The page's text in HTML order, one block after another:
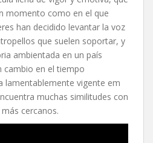
momento como en el que
han decidido levantar la voz
que suelen soportar, y
ambientada en un país
cambio en el tiempo
lamentablemente vigente em
muchas similitudes con
cercanos.